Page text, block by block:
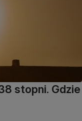
stopni. Gdzie